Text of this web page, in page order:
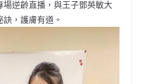
逆齡直播，與王子鄧英敏大
，護膚有道。